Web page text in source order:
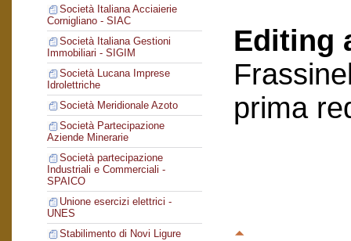
Società Italiana Acciaierie
Cornigliano - SIAC
Società Italiana Gestioni
Immobiliari - SIGIM
Società Lucana Imprese
Idrolettriche
Società Meridionale Azoto
Società Partecipazione
Aziende Minerarie
Società partecipazione
Industriali e Commerciali -
SPAICO
Unione esercizi elettrici -
UNES
Stabilimento di Novi Ligure
Editing
prima